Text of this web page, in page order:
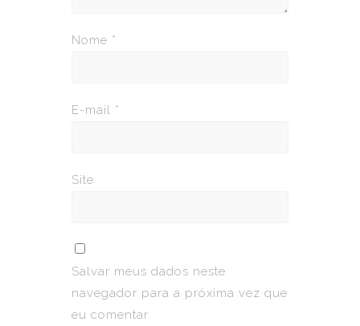
Nome *
E-mail *
Site
Salvar meus dados neste
navegador para a próxima vez que
eu comentar.